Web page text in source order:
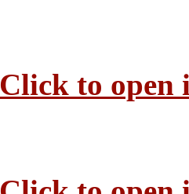
Click to open